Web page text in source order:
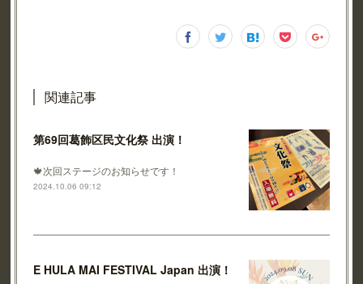
関連記事
第69回葛飾区民文化祭 出演！
🍁次回ステージのお知らせです！
2024.10.06 09:12
E HULA MAI FESTIVAL Japan 出演！